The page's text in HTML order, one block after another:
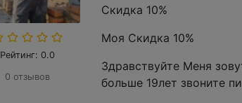
Рейтинг: 0.0
0 отзывов
Скидка 10%
Моя Скидка 10%
Здравствуйте Меня
больше 19лет звоните